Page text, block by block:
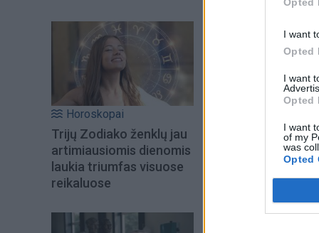
I want
Opted
I want
Opted
I want
of my
was
Opted
Horoskopai
Trijų Zodiako ženklų jau
artimiausiomis dienomis
laukia triumfas visuose
reikaluose
Jūros šventę